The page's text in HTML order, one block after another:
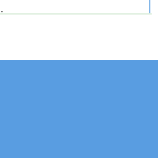
мен жұмысшылар құқығы: